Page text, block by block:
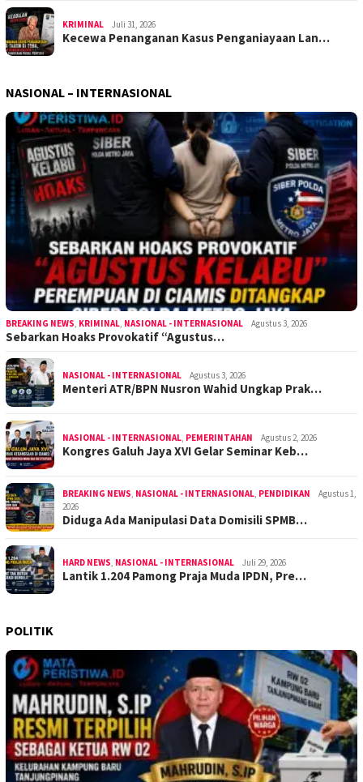
KRIMINAL Juli 31, 2026
Kecewa Penanganan Kasus Penganiayaan Lan…
NASIONAL – INTERNASIONAL
BREAKING NEWS, KRIMINAL, NASIONAL - INTERNASIONAL Agustus 3, 2026
Sebarkan Hoaks Provokatif “Agustus…
NASIONAL - INTERNASIONAL Agustus 3, 2026
Menteri ATR/BPN Nusron Wahid Ungkap Prak…
NASIONAL - INTERNASIONAL, PEMERINTAHAN Agustus 2, 2026
Kongres Galuh Jaya XVI Gelar Seminar Keb…
BREAKING NEWS, NASIONAL - INTERNASIONAL, PENDIDIKAN
Agustus 1,
2026
Diduga Ada Manipulasi Data Domisili SPMB…
HARD NEWS, NASIONAL - INTERNASIONAL Juli 29, 2026
Lantik 1.204 Pamong Praja Muda IPDN, Pre…
POLITIK